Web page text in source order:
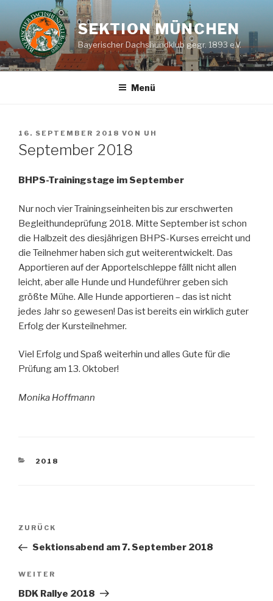
Inhalt
springen
SEKTION MÜNCHEN
Bayerischer Dachshundklub gegr. 1893 e.V.
Menü
VERÖFFENTLICHT
AM
16. SEPTEMBER 2018 VON UH
September 2018
BHPS-Trainingstage im September
Nur noch vier Trainingseinheiten bis zur erschwerten
Begleithundeprüfung 2018. Mitte September ist schon
die Halbzeit des diesjährigen BHPS-Kurses erreicht und
die Teilnehmer haben sich gut weiterentwickelt. Das
Apportieren auf der Apportelschleppe fällt nicht allen
leicht, aber alle Hunde und Hundeführer geben sich
größte Mühe. Alle Hunde apportieren – das ist nicht
jedes Jahr so gewesen! Das ist bereits ein wirklich guter
Erfolg der Kursteilnehmer.
Viel Erfolg und Spaß weiterhin und alles Gute für die
Prüfung am 13. Oktober!
Monika Hoffmann
KATEGORIEN
2018
Beitragsnavigation
Vorheriger
Beitrag
ZURÜCK
Sektionsabend am 7. September 2018
Nächster
Beitrag
WEITER
BDK Rallye 2018